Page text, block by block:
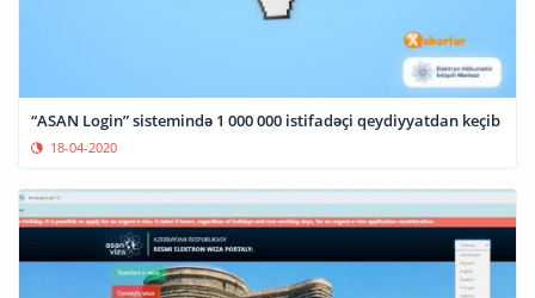
“ASAN Login” sistemində 1 000 000 istifadəçi qeydiyyatdan keçib
18-04-2020